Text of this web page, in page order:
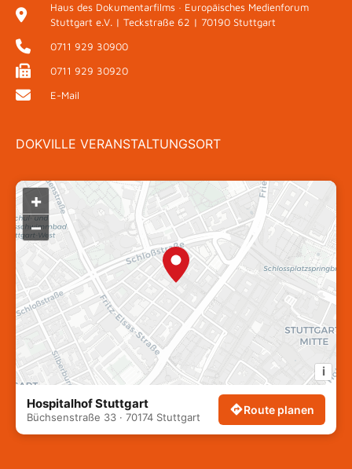
Haus des Dokumentarfilms · Europäisches Medienforum
Stuttgart e.V. | Teckstraße 62 | 70190 Stuttgart
0711 929 30900
0711 929 30920
E-Mail
DOKVILLE VERANSTALTUNGSORT
+
–
i
Hospitalhof Stuttgart
Büchsenstraße 33 · 70174 Stuttgart
Route planen